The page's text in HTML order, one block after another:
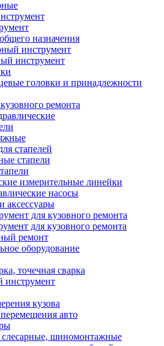
назначения
инструмент
инструмент
головки и принадлежности
ремонта
стапелей
стапели
измерительные линейки
насосы
аксессуары
для кузовного ремонта
для кузовного ремонта
ремонт
оборудование
точечная сварка
инструмент
кузова
авто
шиномонтажные